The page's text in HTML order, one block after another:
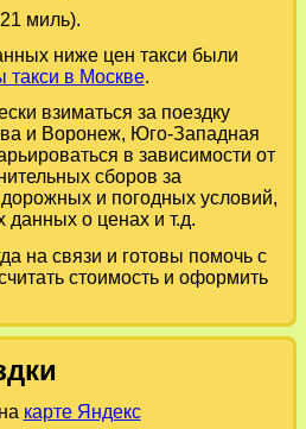
миль).
ниже цен такси были
такси в Москве.
взиматься за поездку
и Воронеж, Юго-Западная
в зависимости от
сборов за
дорожных и погодных условий,
данных о ценах и т.д.
на связи и готовы помочь с
стоимость и оформить
карте Яндекс